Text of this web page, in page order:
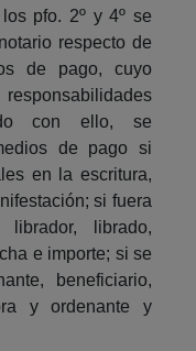
pfo. 2º y 4º se
respecto de
de pago, cuyo
con ello, se
de pago si
en la escritura,
si fuera
librado,
e importe; si se
beneficiario,
y ordenante y